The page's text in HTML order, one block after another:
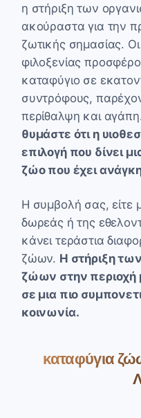
η στήριξη των
ακούραστα για την
ζωτικής σημασίας.
φιλοξενίας
καταφύγιο σε
συντρόφους,
περίθαλψη και
θυμάστε ότι η
επιλογή που δίνει
ζώο που έχει
Η συμβολή σας, είτε
δωρεάς ή της
κάνει τεράστια
ζώων. Η στήριξη
ζώων στην περιοχή
σε μια πιο
κοινωνία.
καταφύγια